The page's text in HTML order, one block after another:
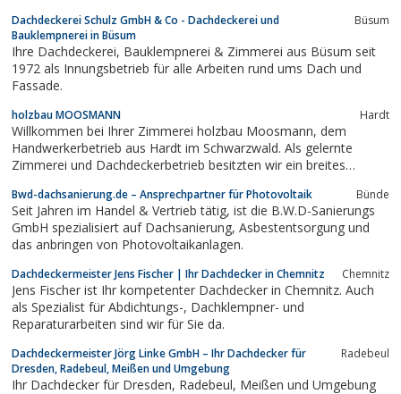
Dachdeckerei Schulz GmbH & Co - Dachdeckerei und
Bauklempnerei in Büsum
Büsum
Ihre Dachdeckerei, Bauklempnerei & Zimmerei aus Büsum seit
1972 als Innungsbetrieb für alle Arbeiten rund ums Dach und
Fassade.
holzbau MOOSMANN Hardt
Willkommen bei Ihrer Zimmerei holzbau Moosmann, dem
Handwerkerbetrieb aus Hardt im Schwarzwald. Als gelernte
Zimmerei und Dachdeckerbetrieb besitzten wir ein breites
und erfahren Sie, was wir für Sie tun können.
Bwd-dachsanierung.de – Ansprechpartner für Photovoltaik Bünde
Seit Jahren im Handel & Vertrieb tätig, ist die B.W.D-Sanierungs
GmbH spezialisiert auf Dachsanierung, Asbestentsorgung und
das anbringen von Photovoltaikanlagen.
Dachdeckermeister Jens Fischer | Ihr Dachdecker in Chemnitz Chemnitz
Jens Fischer ist Ihr kompetenter Dachdecker in Chemnitz. Auch
als Spezialist für Abdichtungs-, Dachklempner- und
Reparaturarbeiten sind wir für Sie da.
Dachdeckermeister Jörg Linke GmbH – Ihr Dachdecker für
Dresden, Radebeul, Meißen und Umgebung
Radebeul
Ihr Dachdecker für Dresden, Radebeul, Meißen und Umgebung